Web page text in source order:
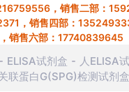
，销售二部：
，销售四部：
销售六部：17740839645
ELISA试剂盒
人ELISA
联蛋白G(SPG)检测试剂盒